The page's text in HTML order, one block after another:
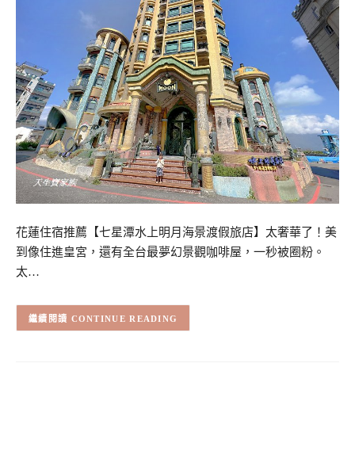
花蓮住宿推薦【七星潭水上明月海景渡假旅店】太奢華了！美
到像住進皇宮，還有全台最夢幻景觀咖啡屋，一秒被圈粉。
太…
CONTINUE READING